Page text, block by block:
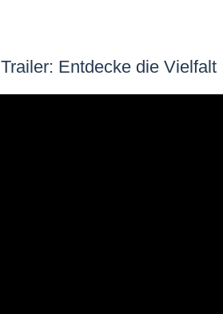
Trailer: Entdecke die Vielfalt